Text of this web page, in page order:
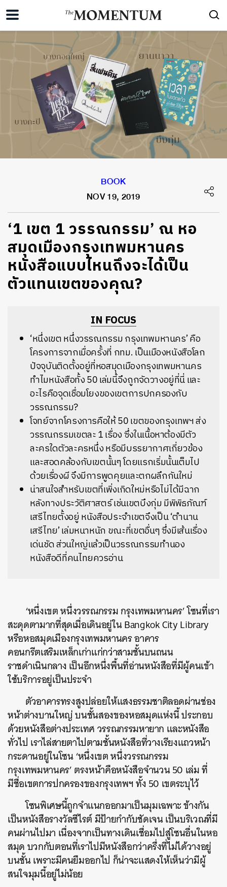
BOOK
NOV 19, 2019
‘1 เขต 1 วรรณกรรม’ ณ หอ
สมุดเมืองกรุงเทพมหานคร
หนังสือแบบไหนถึงจะได้เป็น
ตัวแทนเขตของคุณ?
IN FOCUS
‘หนึ่งเขต หนึ่งวรรณกรรม กรุงเทพมหานคร’ คือ
โครงการจากเมื่อครั้งที่ กทม. เป็นเมืองหนังสือโลก
ปัจจุบันติดตั้งอยู่ที่หอสมุดเมืองกรุงเทพมหานคร
ทำไมหนังสือทั้ง 50 เล่มนี้จึงถูกจัดวางอยู่ที่นี่ และ
อะไรคือจุดเชื่อมโยงของเขตการปกครองกับ
วรรณกรรม?
โจทย์จากโครงการคือให้ 50 เขตของกรุงเทพฯ ส่ง
วรรณกรรมเขตละ 1 เรื่อง ซึ่งในเนื้อหาต้องมีตัว
ละครใดตัวละครหนึ่ง หรือมีบรรยากาศเกี่ยวข้อง
และสอดคล้องกับเขตนั้นๆ โดยแรกเริ่มนั้นเต็มไป
ด้วยเรื่องผี จึงมีการพูดคุยและตกผลึกกันใหม่
น่าสนใจสำหรับเขตที่เพิ่งเกิดใหม่หรือไม่ได้มีฉาก
หลังทางประวัติศาสตร์ เช่นเขตบึงกุ่ม มีพิพิธภัณฑ์
เสรีไทยตั้งอยู่ หนังสือประจำเขตจึงเป็น ‘ตำนาน
เสรีไทย’ เล่มหนาหนัก ขณะที่เขตอื่นๆ ซึ่งมีเส้นเรื่อง
เด่นชัด ส่วนใหญ่แล้วเป็นวรรณกรรมทำนอง
หนังสือดีที่คนไทยควรอ่าน
‘หนึ่งเขต หนึ่งวรรณกรรม กรุงเทพมหานคร’ โซนที่เรา
สะดุดตามากที่สุดเมื่อเดินอยู่ใน Bangkok City Library
หรือหอสมุดเมืองกรุงเทพมหานคร อาคาร
คอนกรีตเสริมเหล็กเก่าแก่กว่าสามชั้นบนถนน
ราชดำเนินกลาง เป็นอีกหนึ่งพื้นที่อ่านหนังสือที่มีผู้คนเข้า
ใช้บริการอยู่เป็นประจำ
ตัวอาคารทรงสูงปล่อยให้แสงธรรมชาติลอดผ่านช่อง
หน้าต่างบานใหญ่ บนชั้นสองของหอสมุดแห่งนี้ ประกอบ
ด้วยหนังสือต่างประเทศ วรรณกรรมหายาก และหนังสือ
ทั่วไป เราไล่สายตาไปตามชั้นหนังสือที่วางเรียงแถวหน้า
กระดานอยู่ในโซน‘หนึ่งเขต หนึ่งวรรณกรรม
กรุงเทพมหานคร’ ตรงหน้าคือหนังสือจำนวน 50 เล่ม ที่
มีชื่อเขตการปกครองของกรุงเทพฯ ทั้ง 50 เขตระบุไว้
โซนพิเศษนี้ถูกจำแนกออกมาเป็นมุมเฉพาะ ข้างกัน
เป็นหนังสือรางวัลซีไรต์ มีป้ายกำกับชัดเจน เป็นบริเวณที่มี
คนผ่านไปมา เนื่องจากเป็นทางเดินเชื่อมไปสู่โซนอื่นในหอ
สมุด บวกกับตอนที่เราไปมีหนังสือกว่าครึ่งที่ไม่ได้วางอยู่
บนชั้น เพราะมีคนยืมออกไป ก็น่าจะแสดงให้เห็นว่ามีผู้
สนใจมุมนี้อยู่ไม่น้อย